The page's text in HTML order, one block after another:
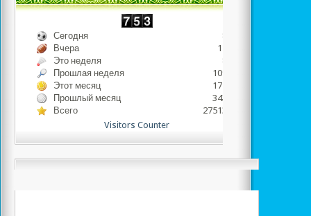
Сегодня
833
Вчера
1778
Это неделя
833
Прошлая неделя
10980
Этот месяц
17766
Прошлый месяц
34343
Всего
2751384
Visitors Counter